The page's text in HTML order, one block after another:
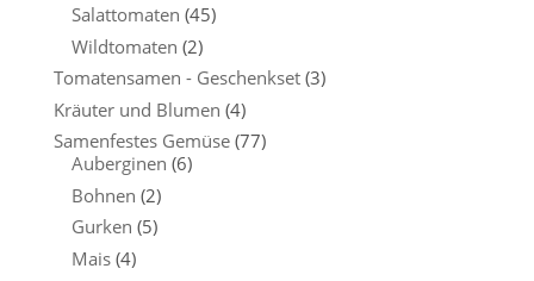
Salattomaten (45)
Wildtomaten (2)
Tomatensamen - Geschenkset (3)
Kräuter und Blumen (4)
Samenfestes Gemüse (77)
Auberginen (6)
Bohnen (2)
Gurken (5)
Mais (4)